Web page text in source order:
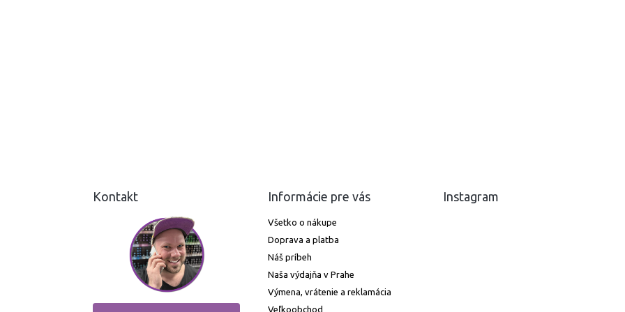
Kontakt Informácie pre vás
Všetko o nákupe
Doprava a platba
Náš príbeh
Naša výdajňa v Prahe
Výmena, vrátenie a reklamácia
Veľkoobchod
Instagram